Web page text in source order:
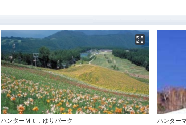
ハンターＭｔ．ゆりパーク ハンター